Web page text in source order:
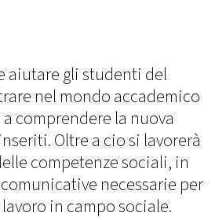
aiutare gli studenti del
nel mondo accademico
comprendere la nuova
Oltre a cio si lavorerà
competenze sociali, in
necessarie per
in campo sociale.